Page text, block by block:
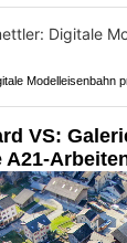
Modelleisenbahn
VS:
A21-